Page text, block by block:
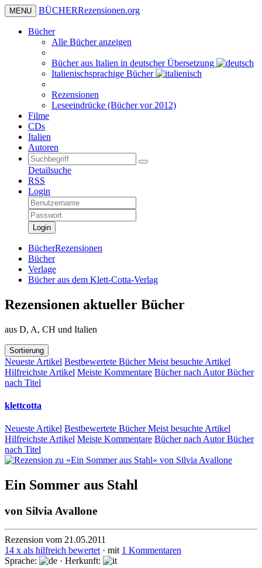
MENU BÜCHERRezensionen.org
Bücher
Alle Bücher anzeigen
Bücher aus Italien in deutscher Übersetzung
Italienischsprachige Bücher
Rezensionen
Leseeindrücke (Bücher vor 2012)
Filme
CDs
Italien
Autoren
Detailsuche
RSS
Login
Login
BücherRezensionen
Bücher
Verlage
Bücher aus dem Klett-Cotta-Verlag
Rezensionen aktueller Bücher
aus D, A, CH und Italien
Sortierung
Neueste Artikel Bestbewertete BücherMeist besuchte Artikel
Hilfreichste Artikel Meiste Kommentare Bücher nach AutorBücher
nach Titel
klettcotta
Neueste Artikel Bestbewertete BücherMeist besuchte Artikel
Hilfreichste Artikel Meiste Kommentare Bücher nach AutorBücher
nach Titel
Ein Sommer aus Stahl
von Silvia Avallone
Rezension vom 21.05.2011
14 x als hilfreich bewertet · mit 1 Kommentaren
Sprache:
· Herkunft: